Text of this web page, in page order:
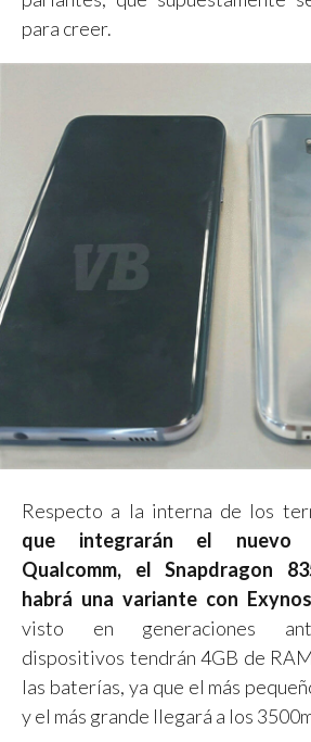
para creer.
Respecto a la interna de los
que integrarán el nuevo
Qualcomm, el Snapdragon
habrá una variante con Exynos
visto en generaciones
dispositivos tendrán 4GB de
las baterías, ya que el más
y el más grande llegará a los